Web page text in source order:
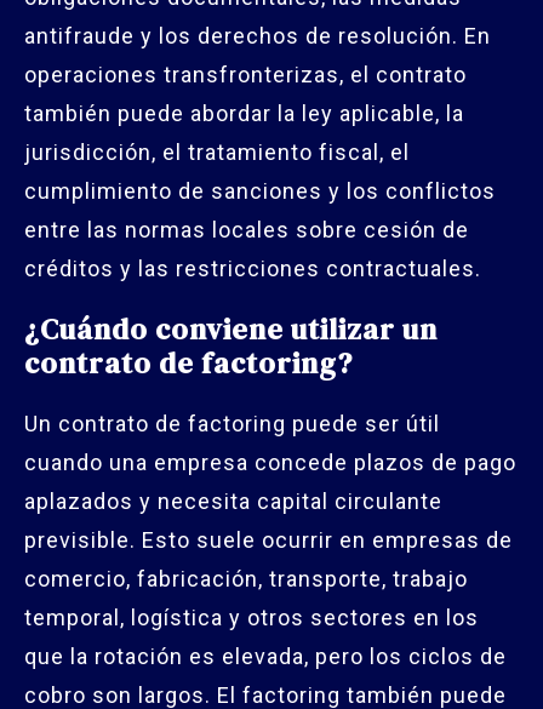
antifraude y los derechos de resolución. En
operaciones transfronterizas, el contrato
también puede abordar la ley aplicable, la
jurisdicción, el tratamiento fiscal, el
cumplimiento de sanciones y los conflictos
entre las normas locales sobre cesión de
créditos y las restricciones contractuales.
¿Cuándo conviene utilizar un
contrato de factoring?
Un contrato de factoring puede ser útil
cuando una empresa concede plazos de pago
aplazados y necesita capital circulante
previsible. Esto suele ocurrir en empresas de
comercio, fabricación, transporte, trabajo
temporal, logística y otros sectores en los
que la rotación es elevada, pero los ciclos de
cobro son largos. El factoring también puede